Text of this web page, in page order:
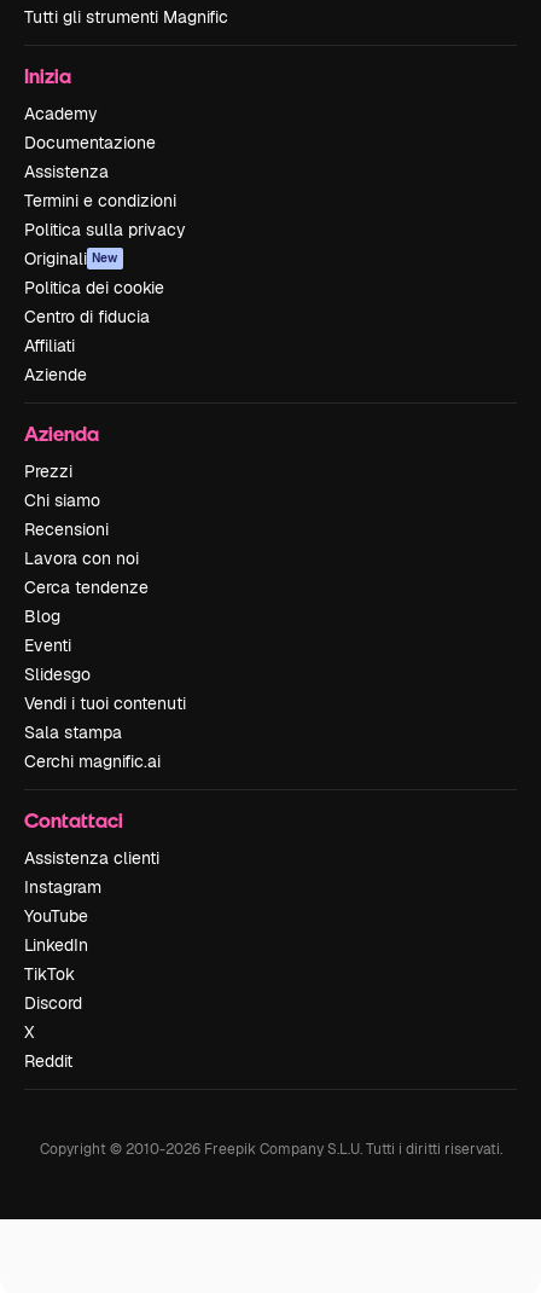
Tutti gli strumenti Magnific
Inizia
Academy
Documentazione
Assistenza
Termini e condizioni
Politica sulla privacy
Originali New
Politica dei cookie
Centro di fiducia
Affiliati
Aziende
Azienda
Prezzi
Chi siamo
Recensioni
Lavora con noi
Cerca tendenze
Blog
Eventi
Slidesgo
Vendi i tuoi contenuti
Sala stampa
Cerchi magnific.ai
Contattaci
Assistenza clienti
Instagram
YouTube
LinkedIn
TikTok
Discord
X
Reddit
Copyright © 2010-2026Freepik Company S.L.U. Tutti i diritti riservati.